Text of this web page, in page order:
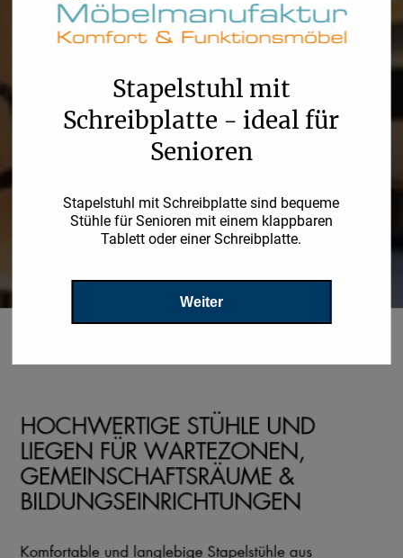
Stapelstuhl mit
Schreibplatte - ideal für
Senioren
Stapelstuhl mit Schreibplatte sind bequeme
Stühle für Senioren mit einem klappbaren
Tablett oder einer Schreibplatte.
Weiter